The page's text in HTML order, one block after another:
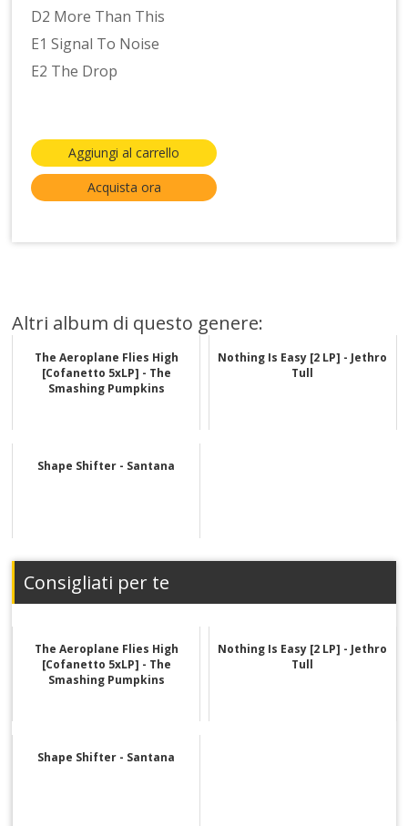
D2 More Than This
E1 Signal To Noise
E2 The Drop
Aggiungi al carrello
Acquista ora
Altri album di questo genere:
The Aeroplane Flies High
[Cofanetto 5xLP] - The
Smashing Pumpkins
Nothing Is Easy [2 LP] - Jethro
Tull
Shape Shifter - Santana
Consigliati per te
The Aeroplane Flies High
[Cofanetto 5xLP] - The
Smashing Pumpkins
Nothing Is Easy [2 LP] - Jethro
Tull
Shape Shifter - Santana